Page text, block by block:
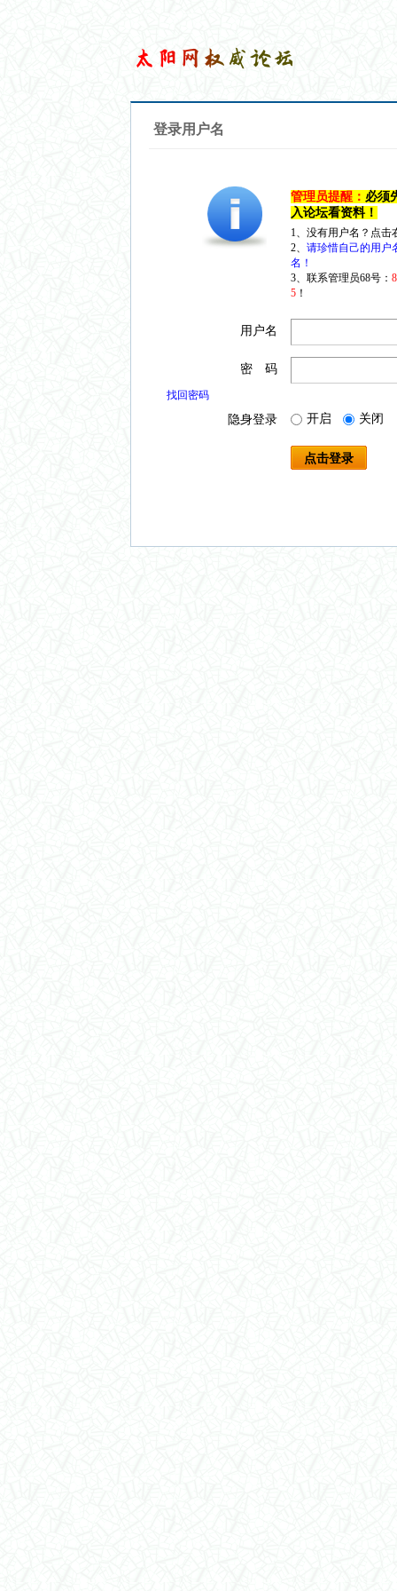
登录用户名
管理员提醒： 必须
入论坛看资料！
1、没有用户名？点
2、 请珍惜自己的用户
名！
3、联系管理员68号：
5 ！
用户名
密 码
找回密码
隐身登录 开启 关闭
点击登录